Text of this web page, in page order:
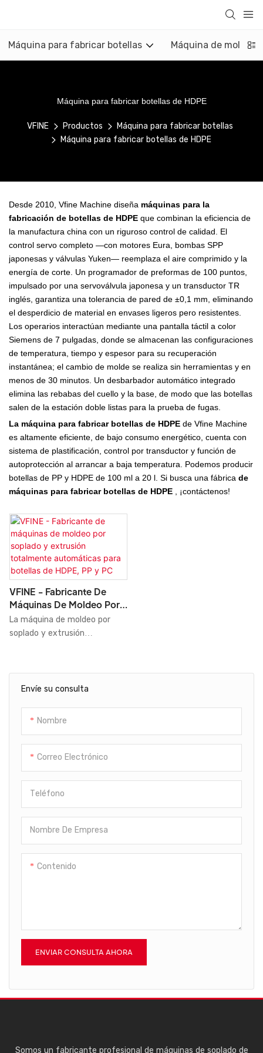
Máquina para fabricar botellas Máquina de moldeo
Máquina para fabricar botellas de HDPE
VFINE Productos
Máquina para fabricar botellas
Máquina para fabricar botellas de HDPE
Envíe su consulta
Nombre
Correo Electrónico
Teléfono
Nombre De Empresa
Contenido
ENVIAR CONSULTA AHORA
Desde 2010, Vfine Machine diseña máquinas para la
fabricación de botellas de HDPE que combinan la eficiencia de
la manufactura china con un riguroso control de calidad. El
control servo completo —con motores Eura, bombas SPP
japonesas y válvulas Yuken— reemplaza el aire comprimido y la
energía de corte. Un programador de preformas de 100 puntos,
impulsado por una servoválvula japonesa y un transductor TR
inglés, garantiza una tolerancia de pared de ±0,1 mm, eliminando
el desperdicio de material en envases ligeros pero resistentes.
Los operarios interactúan mediante una pantalla táctil a color
Siemens de 7 pulgadas, donde se almacenan las configuraciones
de temperatura, tiempo y espesor para su recuperación
instantánea; el cambio de molde se realiza sin herramientas y en
menos de 30 minutos. Un desbarbador automático integrado
elimina las rebabas del cuello y la base, de modo que las botellas
salen de la estación doble listas para la prueba de fugas.
La máquina para fabricar botellas de HDPE de Vfine Machine
es altamente eficiente, de bajo consumo energético, cuenta con
sistema de plastificación, control por transductor y función de
autoprotección al arrancar a baja temperatura. Podemos producir
botellas de PP y HDPE de 100 ml a 20 l. Si busca una fábrica de
máquinas para fabricar botellas de HDPE , ¡contáctenos!
VFINE - Fabricante De
Máquinas De Moldeo Por
Soplado Y Extrusión
Totalmente Automáticas
La máquina de moldeo por
soplado y extrusión
PC es una solución de
producción altamente
simplifica su operación y
ajustes a través de su
pantalla. Está diseñada para
una alta eficiencia,
rápida y fiable.
Somos un fabricante profesional de máquinas de soplado de